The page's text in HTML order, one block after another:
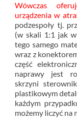
Wówczas
urządzenia w
podzespoły tj.
(w skali 1:1 jak
tego samego
wraz z
część
naprawy jest
skrzyni
plastikowym
każdym
możemy liczyć na